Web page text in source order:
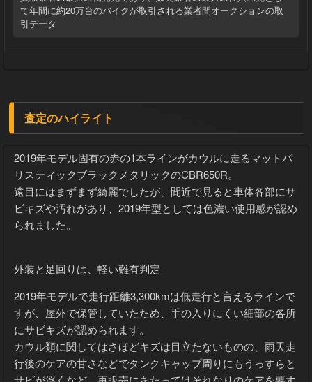
買取業者の最大の転売先であり、販売業者の最大の仕入れ先とし
て年間に約20万台のバイクが取引される業者間オークションの取
査定のハイライト
2019年モデル固有の赤の1本ラインがカウルに走るマットバ
リスティックブラックメタリックのCBR650R。
遠目にはまずまず綺麗でしたが、間近で見ると車体各部にサ
ビキズや汚れがあり、2019年型としては色濃い使用感が認め
られました。
外装と足回りは、軽い難有判定
2019年モデルで走行距離3,300kmは低走行と言えるラインで
すが、屋外で保管していたため、手の入りにくい細部の各所
にサビキズが認められます。
カウル類に関してはさほどキズは目立たないものの、雨天走
行後のケアの甘さなどでタンクキャップ周りにもうっすらと